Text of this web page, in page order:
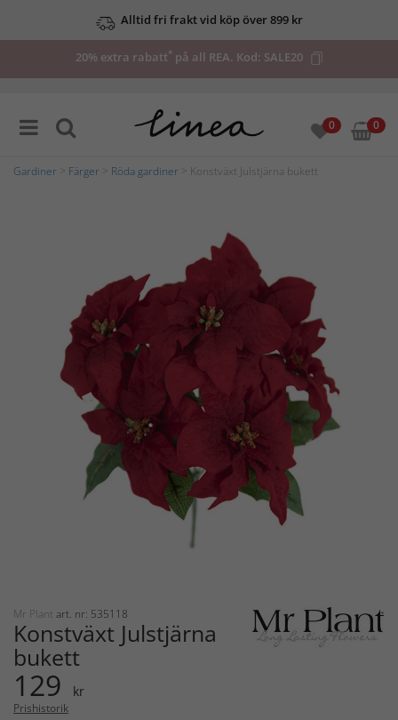
Alltid fri frakt vid köp över 899 kr
20% extra rabatt*på all REA. Kod: SALE20
0 0
Gardiner Färger Röda gardiner > Konstväxt Julstjärna bukett
Mr Plant art. nr: 535118
Konstväxt Julstjärna
bukett
129 kr
Prishistorik